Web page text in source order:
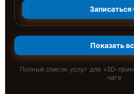
Записаться
Показать
Полный список услуг для «3D-
чате